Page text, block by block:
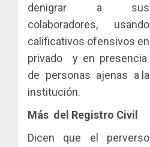
denigrar a sus
colaboradores, usando
calificativos ofensivos en
privado y en presencia
de personas ajenas a la
institución.
Más del Registro Civil
Dicen que el perverso